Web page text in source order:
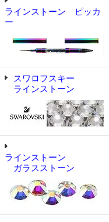
ラインストーン ピッカ
ー
スワロフスキー
ラインストーン
ラインストーン
ガラスストーン